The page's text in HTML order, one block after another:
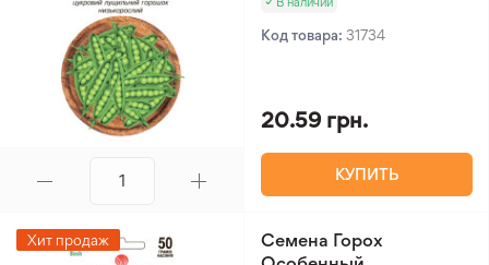
Код товара: 31734
20.59 грн.
КУПИТЬ
Хит продаж
Семена Горох